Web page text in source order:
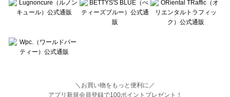
＼お買い物をもっと便利に／
アプリ新規会員登録で100ポイントプレゼント！